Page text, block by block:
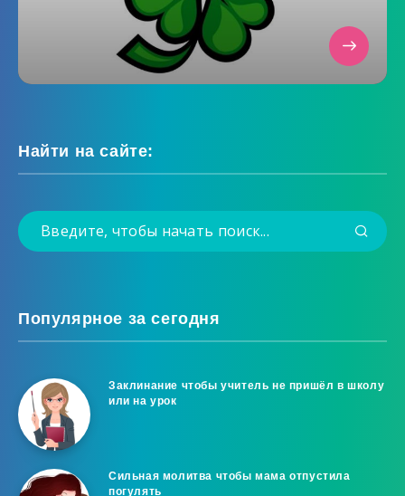
Найти на сайте:
Популярное за сегодня
Заклинание чтобы учитель не пришёл в школу
или на урок
Сильная молитва чтобы мама отпустила
погулять